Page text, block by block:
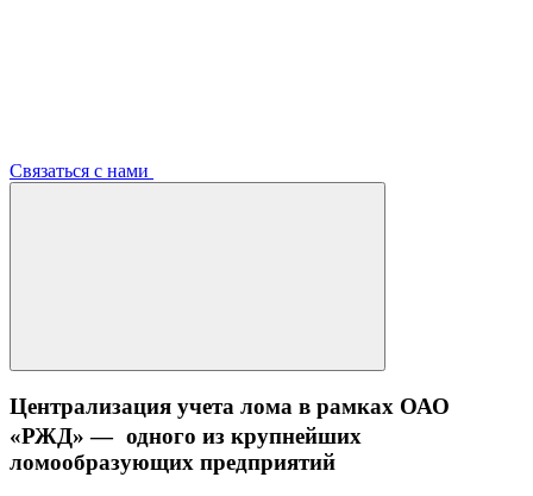
Связаться с нами
Централизация учета лома в рамках ОАО
«РЖД» — одного из крупнейших
ломообразующих предприятий